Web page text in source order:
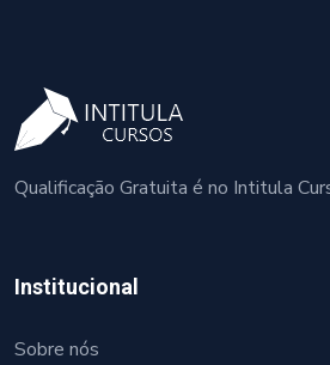
Qualificação Gratuita é no Intitula
Institucional
Sobre nós